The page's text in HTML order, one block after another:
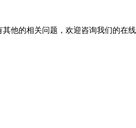
其他的相关问题，欢迎咨询我们的在